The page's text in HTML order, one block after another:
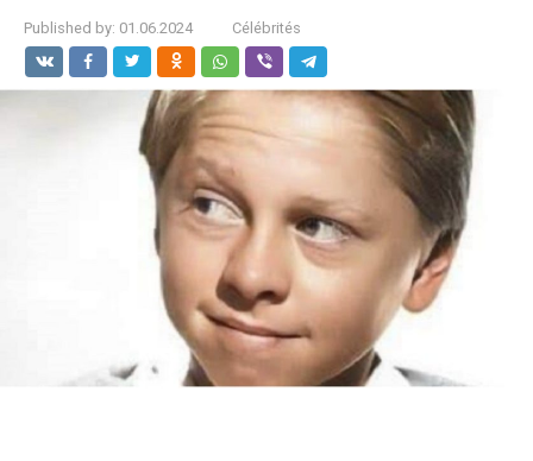
Published by: 01.06.2024 Célébrités